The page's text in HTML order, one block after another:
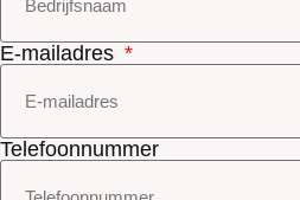
E-mailadres
Telefoonnummer